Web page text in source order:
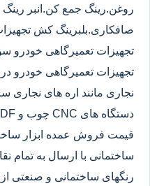
روغن.رینگ جمع کن.انبر رینگ
صافکاری.بلبرینگ کش
تجهیزات تعمیرگاهی خودرو
تجهیزات تعمیرگاهی خودرو در
نجاری مانند اره های نجاری
قیمت فروش عمده ابزار
ساختمانی با ارسال به تمام
رنگهای ساختمانی و صنعتی